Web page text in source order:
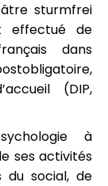
sturmfrei
effectué de
dans
(DIP,
à
ses activités
du social, de